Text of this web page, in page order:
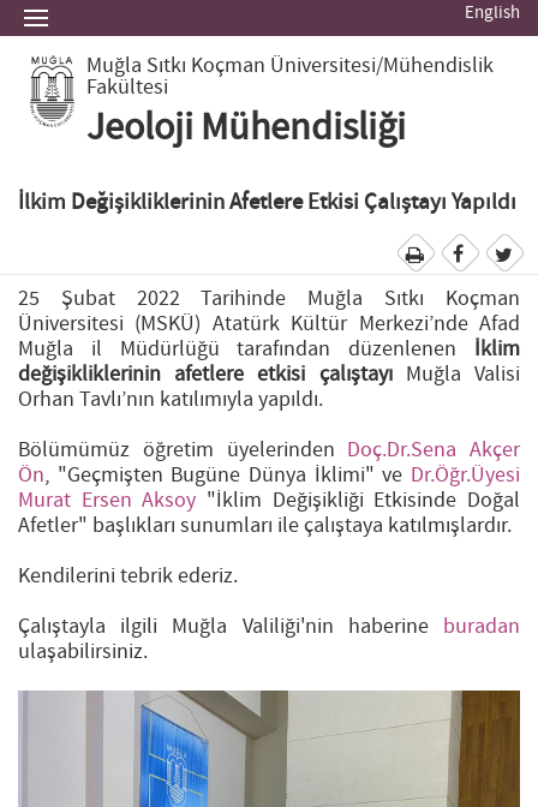
English
Muğla Sıtkı Koçman Üniversitesi/Mühendislik
Fakültesi
Jeoloji Mühendisliği
İlkim Değişikliklerinin Afetlere Etkisi Çalıştayı Yapıldı
25 Şubat 2022 Tarihinde Muğla Sıtkı Koçman
Üniversitesi (MSKÜ) Atatürk Kültür Merkezi’nde Afad
Muğla il Müdürlüğü tarafından düzenlenen İklim
değişikliklerinin afetlere etkisi çalıştayıMuğla Valisi
Orhan Tavlı’nın katılımıyla yapıldı.
Bölümümüz öğretim üyelerinden Doç.Dr.Sena Akçer
Ön, "Geçmişten Bugüne Dünya İklimi" ve Dr.Öğr.Üyesi
Murat Ersen Aksoy "İklim Değişikliği Etkisinde Doğal
Afetler" başlıkları sunumları ile çalıştaya katılmışlardır.
Kendilerini tebrik ederiz.
Çalıştayla ilgili Muğla Valiliği'nin haberine buradan
ulaşabilirsiniz.